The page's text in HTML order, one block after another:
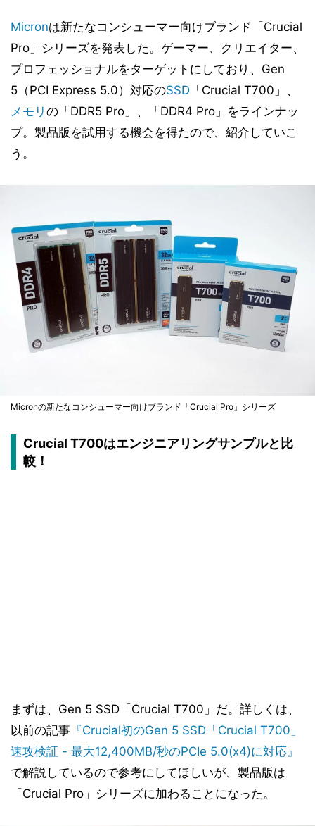
Micronは新たなコンシューマー向けブランド「Crucial
Pro」シリーズを発表した。ゲーマー、クリエイター、
プロフェッショナルをターゲットにしており、Gen
5（PCI Express 5.0）対応のSSD 「Crucial T700」、
メモリ の「DDR5 Pro」、「DDR4 Pro」をラインナッ
プ。製品版を試用する機会を得たので、紹介していこ
う。
Micronの新たなコンシューマー向けブランド「Crucial Pro」シリーズ
Crucial T700はエンジニアリングサンプルと比
較！
まずは、Gen 5 SSD「Crucial T700」だ。詳しくは、
以前の記事 『Crucial初のGen 5 SSD「Crucial T700」
速攻検証 - 最大12,400MB/秒のPCIe 5.0(x4)に対応』
で解説しているので参考にしてほしいが、製品版は
「Crucial Pro」シリーズに加わることになった。